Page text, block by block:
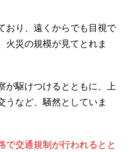
おり、遠くからでも目視で
火災の規模が見てとれま
が駆けつけるとともに、上
うなど、騒然としていま
で交通規制が行われるとと